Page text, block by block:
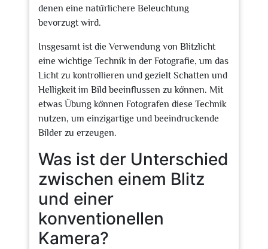
denen eine natürlichere Beleuchtung
bevorzugt wird.
Insgesamt ist die Verwendung von Blitzlicht
eine wichtige Technik in der Fotografie, um das
Licht zu kontrollieren und gezielt Schatten und
Helligkeit im Bild beeinflussen zu können. Mit
etwas Übung können Fotografen diese Technik
nutzen, um einzigartige und beeindruckende
Bilder zu erzeugen.
Was ist der Unterschied
zwischen einem Blitz
und einer
konventionellen
Kamera?